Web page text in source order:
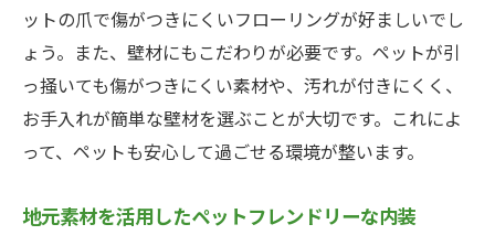
自然の景観を活かしたペット用ウッドデッ
キ
ペットと自然を感じる屋外リビング
ペット用のプライベートビーチ風スペース
ペットが楽しめる自然素材の遊び場
ットの爪で傷がつきにくいフローリングが好ましいでし
ょう。また、壁材にもこだわりが必要です。ペットが引
っ掻いても傷がつきにくい素材や、汚れが付きにくく、
お手入れが簡単な壁材を選ぶことが大切です。これによ
って、ペットも安心して過ごせる環境が整います。
地元素材を活用したペットフレンドリーな内装